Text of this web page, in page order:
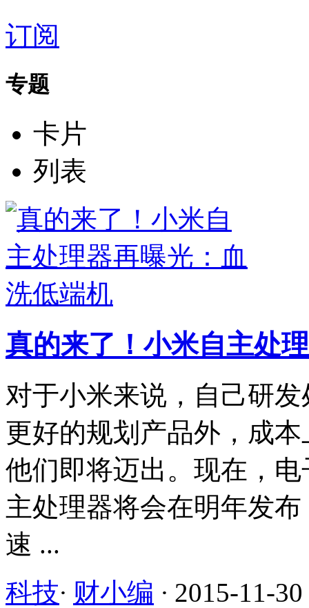
订阅
专题
卡片
列表
真的来了！小米自主处
对于小米来说，自己研
更好的规划产品外，成
他们即将迈出。现在，
主处理器将会在明年发
速 ...
科技· 财小编 · 2015-11-